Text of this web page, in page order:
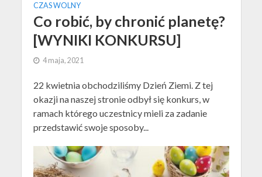
CZAS WOLNY
Co robić, by chronić planetę?
[WYNIKI KONKURSU]
4 maja, 2021
22 kwietnia obchodziliśmy Dzień Ziemi. Z tej
okazji na naszej stronie odbył się konkurs, w
ramach którego uczestnicy mieli za zadanie
przedstawić swoje sposoby...